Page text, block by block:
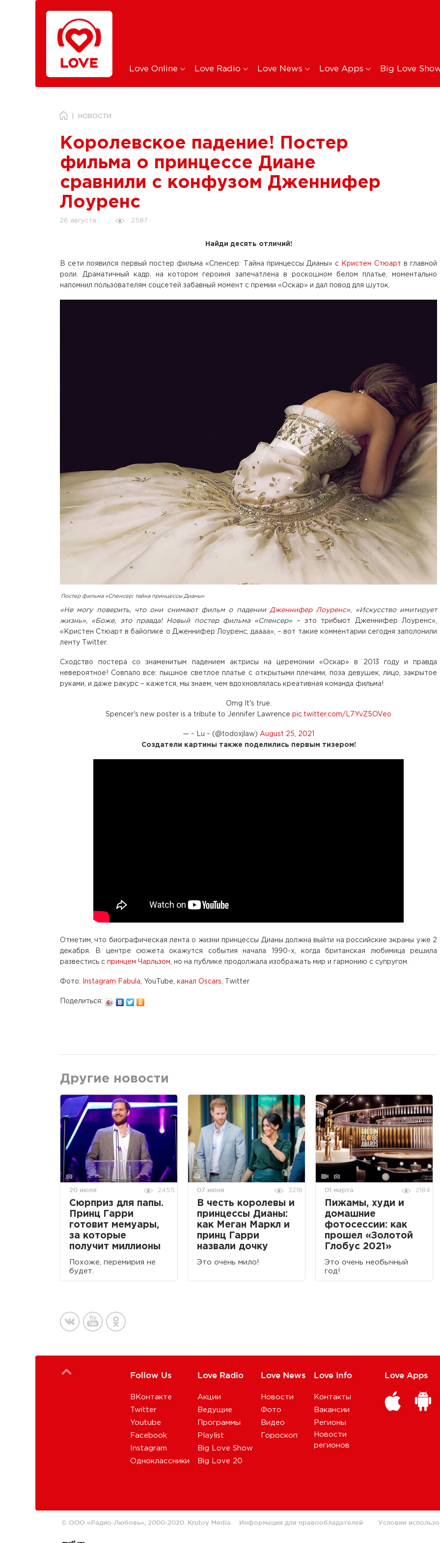
Love Online Love Radio Love News Love Apps Big Love
НОВОСТИ
Королевское падение! Постер
фильма о принцессе Диане
сравнили с конфузом Дженнифер
Лоуренс
26 августа 2587
Найди десять отличий!
В сети появился первый постер фильма «Спенсер: Тайна принцессы Дианы» с Кристен Стюарт в главной
роли. Драматичный кадр, на котором героиня запечатлена в роскошном белом платье, моментально
напомнил пользователям соцсетей забавный момент с премии «Оскар» и дал повод для шуток.
Постер фильма «Спенсер: тайна принцессы Дианы»
«Не могу поверить, что они снимают фильм о падении Дженнифер Лоуренс», «Искусство имитирует
жизнь», «Боже, это правда! Новый постер фильма «Спенсер» – это трибьют Дженнифер Лоуренс»,
«Кристен Стюарт в байопике о Дженнифер Лоуренс, даааа», – вот такие комментарии сегодня заполонили
ленту Twitter.
Сходство постера со знаменитым падением актрисы на церемонии «Оскар» в 2013 году и правда
невероятное! Совпало все: пышное светлое платье с открытыми плечами, поза девушек, лицо, закрытое
руками, и даже ракурс – кажется, мы знаем, чем вдохновлялась креативная команда фильма!
Omg It's true.
Spencer's new poster is a tribute to Jennifer Lawrence pic.twitter.com/L7YvZ5OVeo
— ~ Lu ~ (@todoxjlaw) August 25, 2021
Создатели картины также поделились первым тизером!
Отметим, что биографическая лента о жизни принцессы Дианы должна выйти на российские экраны уже 2
декабря. В центре сюжета окажутся события начала 1990-х, когда британская любимица решила
развестись с принцем Чарльзом , но на публике продолжала изображать мир и гармонию с супругом.
Фото: Instagram Fabula , YouTube, канал Oscars , Twitter
Поделиться:
Другие новости
20 июля 2455
Сюрприз для папы.
Принц Гарри
готовит мемуары,
за которые
получит миллионы
Похоже, перемирия не
будет.
07 июня 3218
В честь королевы и
принцессы Дианы:
как Меган Маркл и
принц Гарри
назвали дочку
Это очень мило!
01 марта 2184
Пижамы, худи и
домашние
фотосессии: как
прошел «Золотой
Глобус 2021»
Это очень необычный
год!
Follow Us
ВКонтакте
Twitter
Youtube
Facebook
Instagram
Одноклассники
Love Radio
Акции
Ведущие
Программы
Playlist
Big Love Show
Big Love 20
Love News
Новости
Фото
Видео
Гороскоп
Love Info
Контакты
Вакансии
Регионы
Новости
регионов
Love Apps
© ООО «Радио-Любовь», 2000-2020. Krutoy Media Информация для правообладателей Условия